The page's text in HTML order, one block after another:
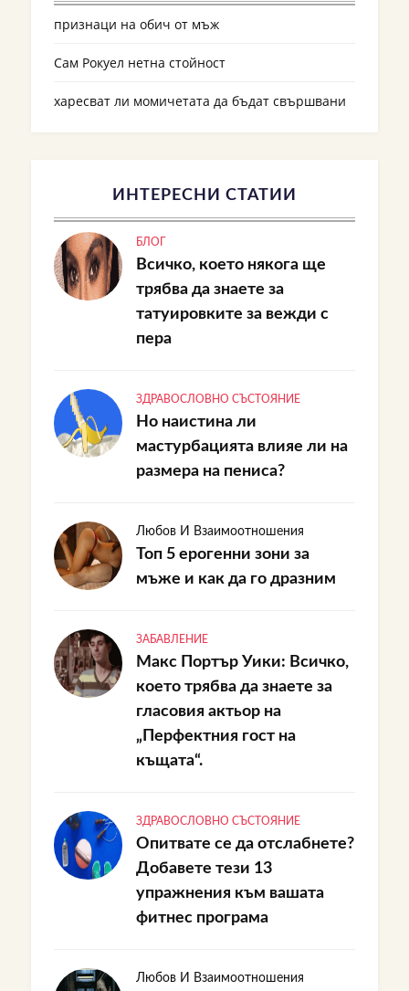
признаци на обич от мъж
Сам Рокуел нетна стойност
харесват ли момичетата да бъдат свършвани
ИНТЕРЕСНИ СТАТИИ
БЛОГ
Всичко, което някога ще
трябва да знаете за
татуировките за вежди с
пера
ЗДРАВОСЛОВНО СЪСТОЯНИЕ
Но наистина ли
мастурбацията влияе ли на
размера на пениса?
Любов И Взаимоотношения
Топ 5 ерогенни зони за
мъже и как да го дразним
ЗАБАВЛЕНИЕ
Макс Портър Уики: Всичко,
което трябва да знаете за
гласовия актьор на
„Перфектния гост на
къщата“.
ЗДРАВОСЛОВНО СЪСТОЯНИЕ
Опитвате се да отслабнете?
Добавете тези 13
упражнения към вашата
фитнес програма
Любов И Взаимоотношения